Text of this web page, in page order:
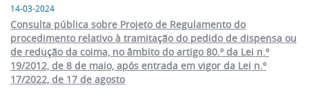
14-03-2024
Consulta pública sobre Projeto de Regulamento do
procedimento relativo à tramitação do pedido de dispensa ou
de redução da coima, no âmbito do artigo 80.º da Lei n.º
19/2012, de 8 de maio, após entrada em vigor da Lei n.º
17/2022, de 17 de agosto